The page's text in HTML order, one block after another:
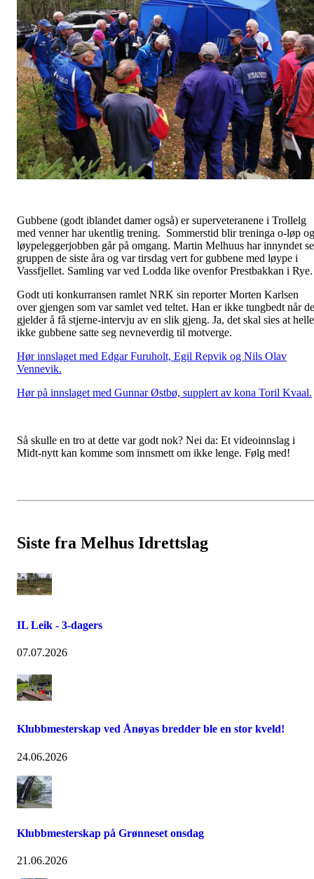
Gubbene (godt iblandet damer også) er superveteranene i Trollelg
med venner har ukentlig trening. Sommerstid blir treninga o-løp og
løypeleggerjobben går på omgang. Martin Melhuus har innyndet
gruppen de siste åra og var tirsdag vert for gubbene med løype i
Vassfjellet. Samling var ved Lodda like ovenfor Prestbakkan i Rye.
Godt uti konkurransen ramlet NRK sin reporter Morten Karlsen
over gjengen som var samlet ved teltet. Han er ikke tungbedt når
gjelder å få stjerne-intervju av en slik gjeng. Ja, det skal sies at
ikke gubbene satte seg nevneverdig til motverge.
Hør innslaget med Edgar Furuholt, Egil Repvik og Nils Olav
Vennevik.
Hør på innslaget med Gunnar Østbø, supplert av kona Toril Kvaal.
Så skulle en tro at dette var godt nok? Nei da: Et videoinnslag i
Midt-nytt kan komme som innsmett om ikke lenge. Følg med!
Siste fra Melhus Idrettslag
IL Leik - 3-dagers
07.07.2026
Klubbmesterskap ved Ånøyas bredder ble en stor kveld!
24.06.2026
Klubbmesterskap på Grønneset onsdag
21.06.2026